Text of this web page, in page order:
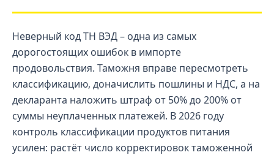
Неверный код ТН ВЭД – одна из самых
дорогостоящих ошибок в импорте
продовольствия. Таможня вправе пересмотреть
классификацию, доначислить пошлины и НДС, а на
декларанта наложить штраф от 50% до 200% от
суммы неуплаченных платежей. В 2026 году
контроль классификации продуктов питания
усилен: растёт число корректировок таможенной